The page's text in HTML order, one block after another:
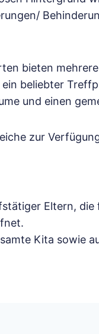
bieten
beliebter
und einen
zur
Eltern,
Kita sowie